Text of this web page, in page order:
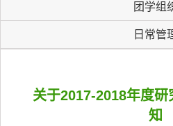
团学组
日常管
关于2017-2018年度
知